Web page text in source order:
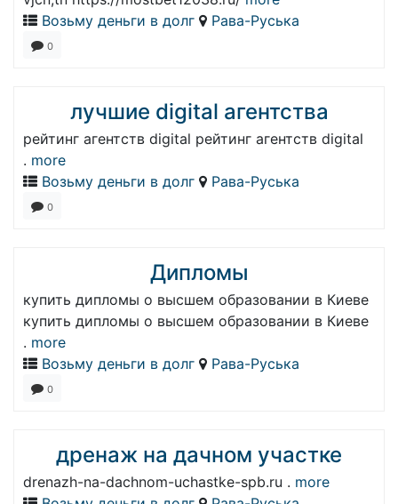
Возьму деньги в долг
Рава-Руська
0
лучшие digital агентства
рейтинг агентств digital рейтинг агентств digital
. more
Возьму деньги в долг
Рава-Руська
0
Дипломы
купить дипломы о высшем образовании в Киеве
купить дипломы о высшем образовании в Киеве
. more
Возьму деньги в долг
Рава-Руська
0
дренаж на дачном участке
drenazh-na-dachnom-uchastke-spb.ru . more